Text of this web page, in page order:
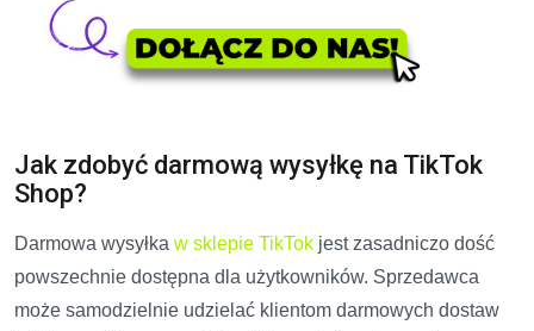
Jak zdobyć darmową wysyłkę na TikTok
Shop?
Darmowa wysyłka w sklepie TikTok jest zasadniczo dość
powszechnie dostępna dla użytkowników. Sprzedawca
może samodzielnie udzielać klientom darmowych dostaw